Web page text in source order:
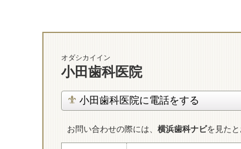
オダシカイイン
小田歯科医院
小田歯科医院に電話をする
お問い合わせの際には、 横浜歯科ナビを見たと